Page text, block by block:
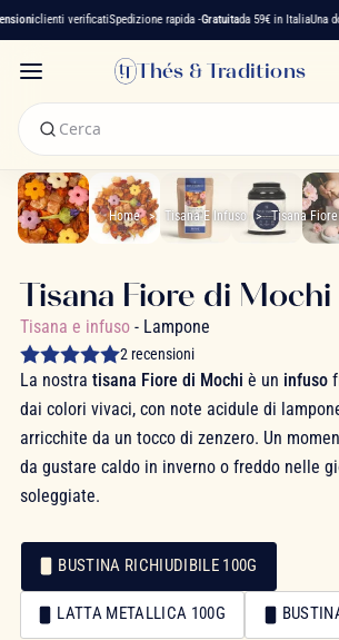
clienti verificatiSpedizione rapida -Gratuitada 59€ in ItaliaUna
Thés & Traditions
Home Tisana E Infuso Tisana
Tisana Fiore di Mochi
Tisana e infuso - Lampone
2 recensioni
La nostra tisana Fiore di Mochi è un infuso
dai colori vivaci, con note acidule di
arricchite da un tocco di zenzero. Un
da gustare caldo in inverno o freddo nelle
soleggiate.
Confezionamento
Confezionamento
BUSTINA RICHIUDIBILE 100G
LATTA METALLICA 100G